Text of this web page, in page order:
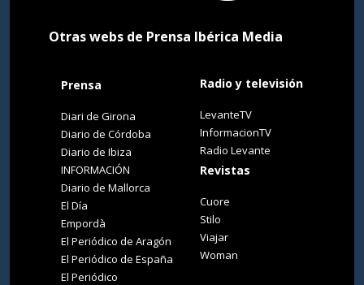
Otras webs de Prensa Ibérica Media
Prensa
Diari de Girona
Diario de Córdoba
Diario de Ibiza
INFORMACIÓN
Diario de Mallorca
El Día
Empordà
El Periódico de Aragón
El Periódico de España
El Periódico
Radio y televisión
LevanteTV
InformacionTV
Radio Levante
Revistas
Cuore
Stilo
Viajar
Woman